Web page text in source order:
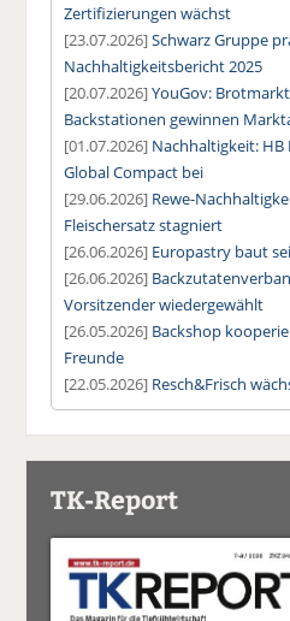
Zertifizierungen wächst
[23.07.2026]Schwarz Gruppe
Nachhaltigkeitsbericht 2025
[20.07.2026]YouGov:
Backstationen gewinnen
[01.07.2026] Nachhaltigkeit:
Global Compact bei
[29.06.2026] Rewe-
Fleischersatz stagniert
[26.06.2026] Europastry baut
[26.06.2026]
Vorsitzender wiedergewählt
[26.05.2026] Backshop
Freunde
[22.05.2026] Resch&Frisch
TK-Report